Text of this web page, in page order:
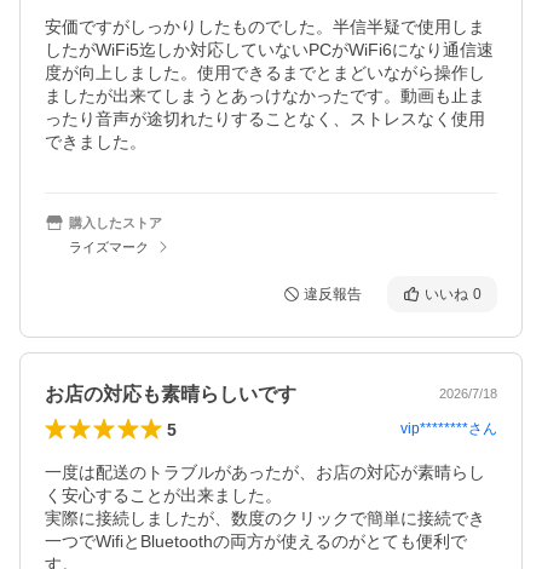
安価ですがしっかりしたものでした。半信半疑で使用しま
したがWiFi5迄しか対応していないPCがWiFi6になり通信速
度が向上しました。使用できるまでとまどいながら操作し
ましたが出来てしまうとあっけなかったです。動画も止ま
ったり音声が途切れたりすることなく、ストレスなく使用
できました。
購入したストア
ライズマーク
違反報告 いいね 0
お店の対応も素晴らしいです 2026/7/18
5 vip********さん
一度は配送のトラブルがあったが、お店の対応が素晴らし
く安心することが出来ました。
実際に接続しましたが、数度のクリックで簡単に接続でき
一つでWifiとBluetoothの両方が使えるのがとても便利で
す。